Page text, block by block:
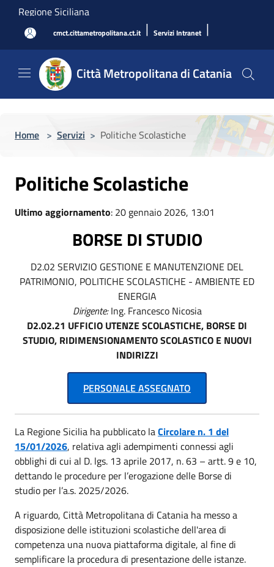
Salta al contenuto principale
Regione Siciliana
cmct.cittametropolitana.ct.it | Servizi Intranet |
Città Metropolitana di Catania
Home > Servizi > Politiche Scolastiche
Politiche Scolastiche
Ultimo aggiornamento: 20 gennaio 2026, 13:01
BORSE DI STUDIO
D2.02 SERVIZIO GESTIONE E MANUTENZIONE DEL
PATRIMONIO, POLITICHE SCOLASTICHE - AMBIENTE ED
ENERGIA
Dirigente:Ing. Francesco Nicosia
D2.02.21 UFFICIO UTENZE SCOLASTICHE, BORSE DI
STUDIO, RIDIMENSIONAMENTO SCOLASTICO E NUOVI
INDIRIZZI
PERSONALE ASSEGNATO
La Regione Sicilia ha pubblicato laCircolare n. 1 del
15/01/2026, relativa agli adempimenti connessi agli
obblighi di cui al D. lgs. 13 aprile 2017, n. 63 – artt. 9 e 10,
dettando le procedure per l’erogazione delle Borse di
studio per l’a.s. 2025/2026.
A riguardo, Città Metropolitana di Catania ha messo a
disposizione delle istituzioni scolastiche dell'area di
competenza una nuova piattaforma digitale, al fine di
semplificare la procedura di presentazione delle istanze.